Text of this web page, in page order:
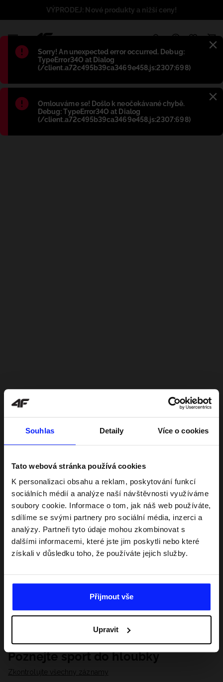
Souhlas Detaily Více o cookies
Tato webová stránka používá cookies
K personalizaci obsahu a reklam, poskytování funkcí
sociálních médií a analýze naší návštěvnosti využíváme
soubory cookie. Informace o tom, jak náš web používáte,
sdílíme se svými partnery pro sociální média, inzerci a
analýzy. Partneři tyto údaje mohou zkombinovat s
dalšími informacemi, které jste jim poskytli nebo které
získali v důsledku toho, že používáte jejich služby.
Přijmout vše
Upravit
Błąd:
Sorry! An unexpected error occurred. Debug:
TypeError34O at Dialog
(/client.a72c495b39ca3469e458.js:2307:698)
Błąd:
Omlouváme se! Došlo k neočekávané chybě.
Debug: TypeError34O at Dialog
(/client.a72c495b39ca3469e458.js:2307:698)
VÝPRODEJ: Nové produkty a nižší ceny!
Poznejte sport do hloubky
Zkontrolujte všechny záznamy